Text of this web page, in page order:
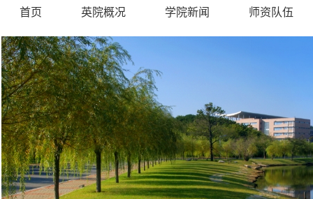
首页 英院概况 学院新闻 师资队伍